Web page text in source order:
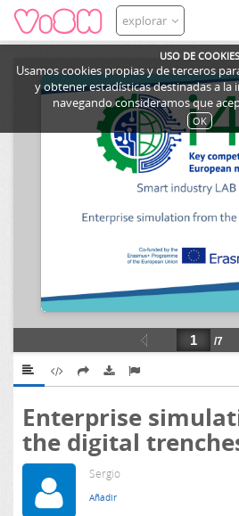
USO DE COOKIES
Usamos cookies propias y de terceros
y obtener estadísticas destinadas a la
navegando consideramos que
OK
explorar
Enterprise
the digital
Sergio